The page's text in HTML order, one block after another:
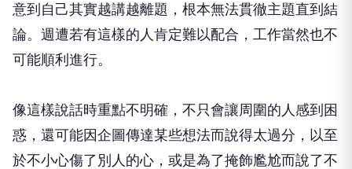
意到自己其實越講越離題，根本無法貫徹主題直到結
論。週遭若有這樣的人肯定難以配合，工作當然也不
可能順利進行。
像這樣說話時重點不明確，不只會讓周圍的人感到困
惑，還可能因企圖傳達某些想法而說得太過分，以至
於不小心傷了別人的心，或是為了掩飾尷尬而說了不